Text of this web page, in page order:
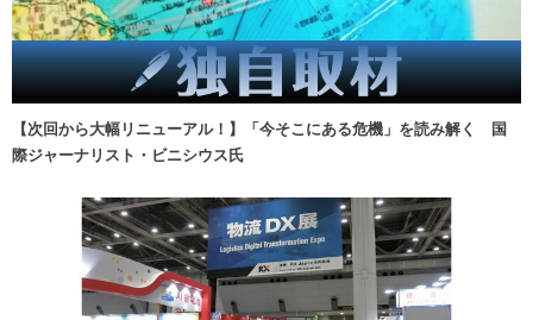
【次回から大幅リニューアル！】「今そこにある危機」を読み解く 国
際ジャーナリスト・ビニシウス氏